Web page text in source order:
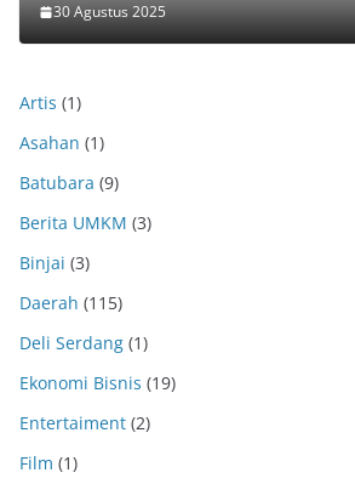
30 Agustus 2025
Artis (1)
Asahan (1)
Batubara (9)
Berita UMKM (3)
Binjai (3)
Daerah (115)
Deli Serdang (1)
Ekonomi Bisnis (19)
Entertaiment (2)
Film (1)